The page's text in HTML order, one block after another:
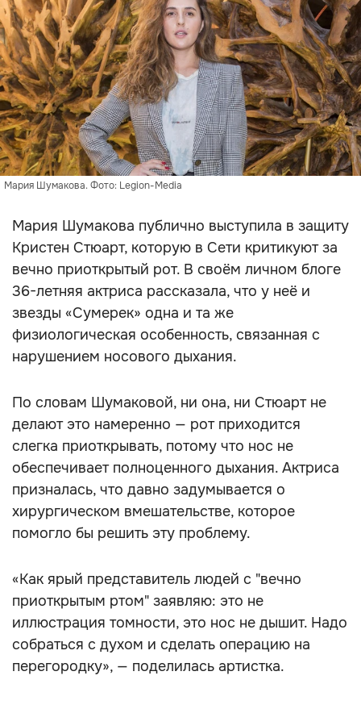
Мария Шумакова. Фото: Legion-Media
Мария Шумакова публично выступила в защиту
Кристен Стюарт, которую в Сети критикуют за
вечно приоткрытый рот. В своём личном блоге
36-летняя актриса рассказала, что у неё и
звезды «Сумерек» одна и та же
физиологическая особенность, связанная с
нарушением носового дыхания.
По словам Шумаковой, ни она, ни Стюарт не
делают это намеренно — рот приходится
слегка приоткрывать, потому что нос не
обеспечивает полноценного дыхания. Актриса
призналась, что давно задумывается о
хирургическом вмешательстве, которое
помогло бы решить эту проблему.
«Как ярый представитель людей с "вечно
приоткрытым ртом" заявляю: это не
иллюстрация томности, это нос не дышит. Надо
собраться с духом и сделать операцию на
перегородку», — поделилась артистка.